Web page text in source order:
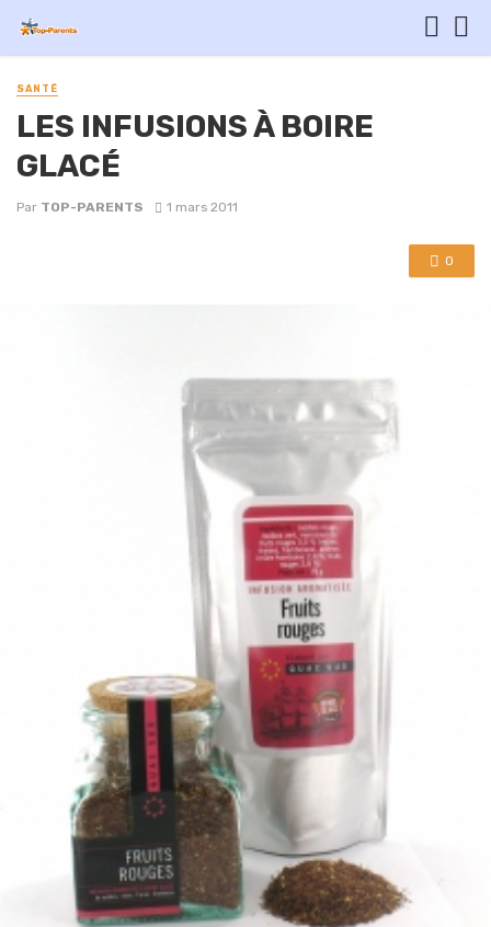
SANTÉ
LES INFUSIONS À BOIRE
GLACÉ
Par TOP-PARENTS 1 mars 2011
0